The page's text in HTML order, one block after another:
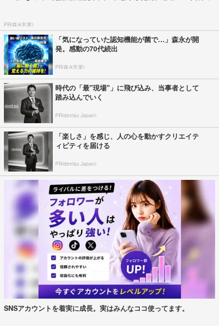
PR(森永乳業)
「気になっていた認知機能が菌で…」森永が開
発。感動の70代続出
PR(森永乳業)
時代の「最"現場"」に飛び込み、当事者として
踏み込んでいく
PR(dentsu Japan)
「楽しさ」を感じ、人の心を動かすクリエイテ
ィビティを届ける
PR(dentsu Japan)
SNSアカウントを着実に成長。実はみんなココ使ってます。